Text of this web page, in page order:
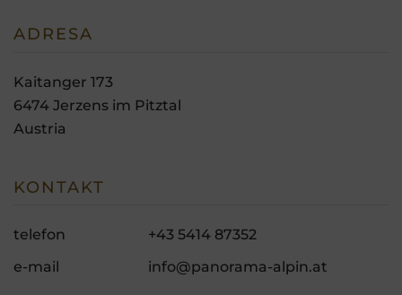
ADRESA
Kaitanger 173
6474 Jerzens im Pitztal
Austria
KONTAKT
telefon
+43 5414 87352
e-mail
info@panorama-alpin.at